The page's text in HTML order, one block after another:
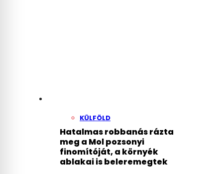
KÜLFÖLD
Hatalmas robbanás rázta
meg a Mol pozsonyi
finomítóját, a környék
ablakai is beleremegtek